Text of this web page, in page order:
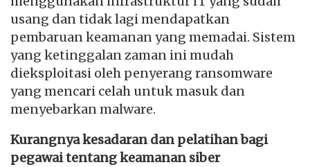
usang dan tidak lagi mendapatkan
pembaruan keamanan yang memadai. Sistem
yang ketinggalan zaman ini mudah
dieksploitasi oleh penyerang ransomware
yang mencari celah untuk masuk dan
menyebarkan malware.
Kurangnya kesadaran dan pelatihan bagi
pegawai tentang keamanan siber